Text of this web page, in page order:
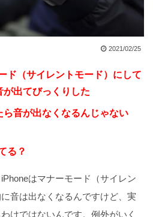
2021/02/25
ド（サイレントモード）にして
が出てびっくりした
ら音が出なくなるんじゃない
る？
はマナーモード（サイレン
音は出なくなるんですけど、実
けではないんです。例外がいく